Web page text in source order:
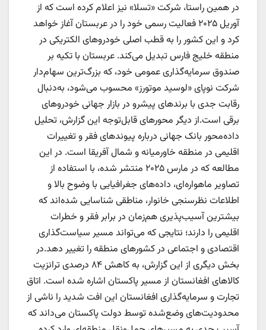
در همین راستا، شرکت «تسلا» نیز اعلام کرده است که از
آوریل ۲۰۲۵ فعالیت رسمی خود را در عربستان آغاز خواهد
کرد و این کشور را به قطب اصلی خودرو‌های الکتریکی در
منطقه خلیج فارس تبدیل می‌کند. عربستان با تکیه بر
صندوق سرمایه‌گذاری عمومی خود، که بزرگ‌ترین سهام‌دار
شرکت نوپای «لوسید موتورز» محسوب می‌شود، به‌دنبال
رقابت جدی با برند‌های پیشرو در بازار جهانی خودرو‌های
برقی است.از دیگر محور‌های قابل‌توجه این گزارش، تحلیل
داده‌محور بانک جهانی درباره پیوند‌های فقر و تغییرات
اقلیمی در منطقه خاورمیانه و شمال آفریقا است. در این
مطالعه که در مارس ۲۰۲۵ منتشر شده، با استفاده از
تصاویر ماهواره‌ای، داده‌های جغرافیایی با وضوح بالا و
اطلاعات نظرسنجی خانوار، مناطقی شناسایی شده‌اند که
بیشترین آسیب‌پذیری هم‌زمان در برابر فقر و خطرات
اقلیمی را دارند؛ نتایجی که می‌تواند مسیر سیاست‌گذاری
اقتصادی و اجتماعی در کشور‌های منطقه را تغییر دهد.در
بخش دیگری از این گزارش، به کاهش ۸۴ درصدی ترانزیت
کالا‌های افغانستان از مسیر پاکستان اشاره شده است. اتاق
تجارت و سرمایه‌گذاری افغانستان این افت شدید را ناشی از
محدودیت‌های وضع‌شده توسط دولت پاکستان می‌داند که